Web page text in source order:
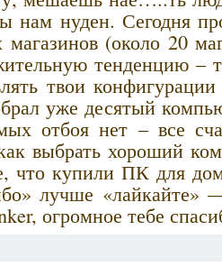
нам нуден. Сегодня
(около 20
тенденцию –
твои
уже десятый
отбоя нет – все
выбрать хороший
что купили ПК для
лучше «лайкайте»
огромное тебе